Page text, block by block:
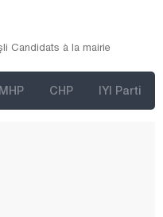
Candidats à la mairie
MHP CHP IYI Parti